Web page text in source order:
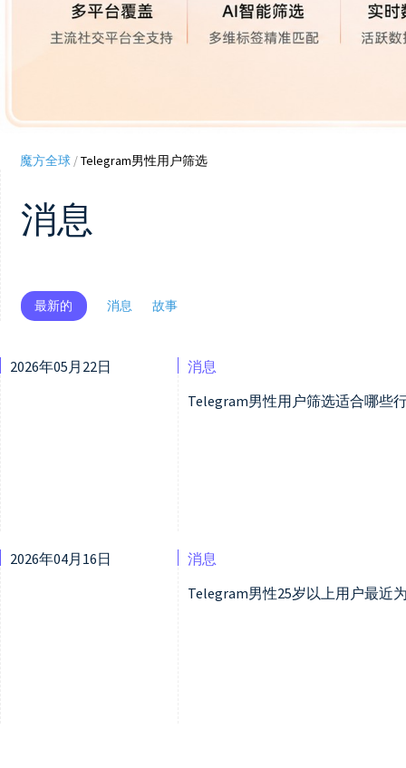
魔方全球/Telegram男性用户筛选
消息
最新的 消息 故事
2026年05月22日
消息
Telegram男性用户筛选适合哪些
2026年04月16日
消息
Telegram男性25岁以上用户最近